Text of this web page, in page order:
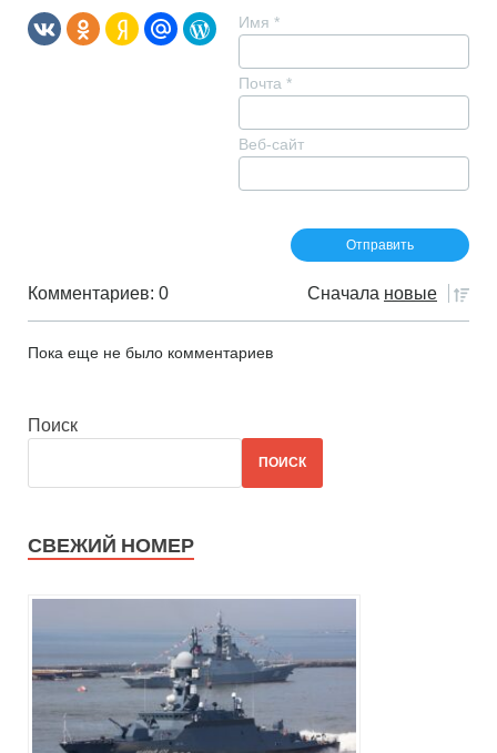
Имя *
Почта *
Веб-сайт
Комментариев: 0 Сначала новые
Пока еще не было комментариев
Поиск
ПОИСК
СВЕЖИЙ НОМЕР